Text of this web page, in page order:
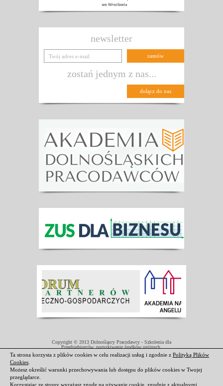
newsletter
zostań jednym z nas...
Copyright © 2013 Dolnośląscy Pracodawcy - Szkolenia dla
Przedsiębiorców, pozyskiwanie środków unijnych.
Projekt współfinansowany przez Unię Europejską w ramach Europejskiego
Funduszu Społecznego.
Ta strona korzysta z plików cookies w celu realizacji usług i zgodnie z Polityką Plików
Cookies
Możesz określić warunki przechowywania lub dostępu do plików cookies w Twojej
przeglądarce.
Korzystając ze strony wyrażasz zgodę na używanie cookie, zgodnie z aktualnymi